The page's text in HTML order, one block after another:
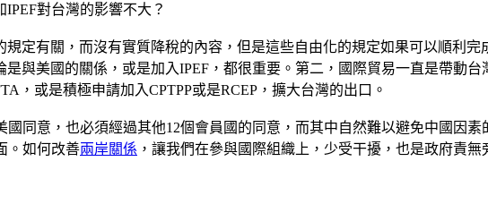
對台灣的影響不大？
定有關，而沒有實質降稅的內容，但是這些自由化的規定如果可以順利
與美國的關係，或是加入IPEF，都很重要。第二，國際貿易一直是帶動台
，或是積極申請加入CPTPP或是RCEP，擴大台灣的出口。
同意，也必須經過其他12個會員國的同意，而其中自然難以避免中國因
。如何改善兩岸關係 ，讓我們在參與國際組織上，少受干擾，也是政府責無